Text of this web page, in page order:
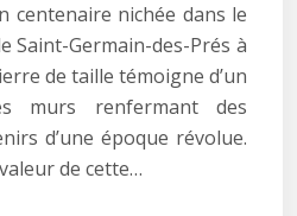
centenaire nichée dans le
Saint-Germain-des-Prés à
de taille témoigne d’un
murs renfermant des
d’une époque révolue.
de cette…